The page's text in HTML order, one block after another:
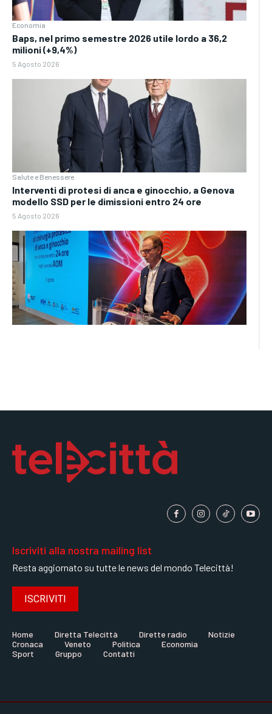
Economia
Baps, nel primo semestre 2026 utile lordo a 36,2
milioni (+9,4%)
5 Agosto 2026
Salute e Benessere
Interventi di protesi di anca e ginocchio, a Genova
modello SSD per le dimissioni entro 24 ore
5 Agosto 2026
Iscriviti alla nostra mailing list
Resta aggiornato su tutte le news del mondo Telecittà!
ISCRIVITI
Home Diretta Telecittà Dirette radio
Notizie
Cronaca
Veneto Politica
Economia
Sport
Gruppo Contatti